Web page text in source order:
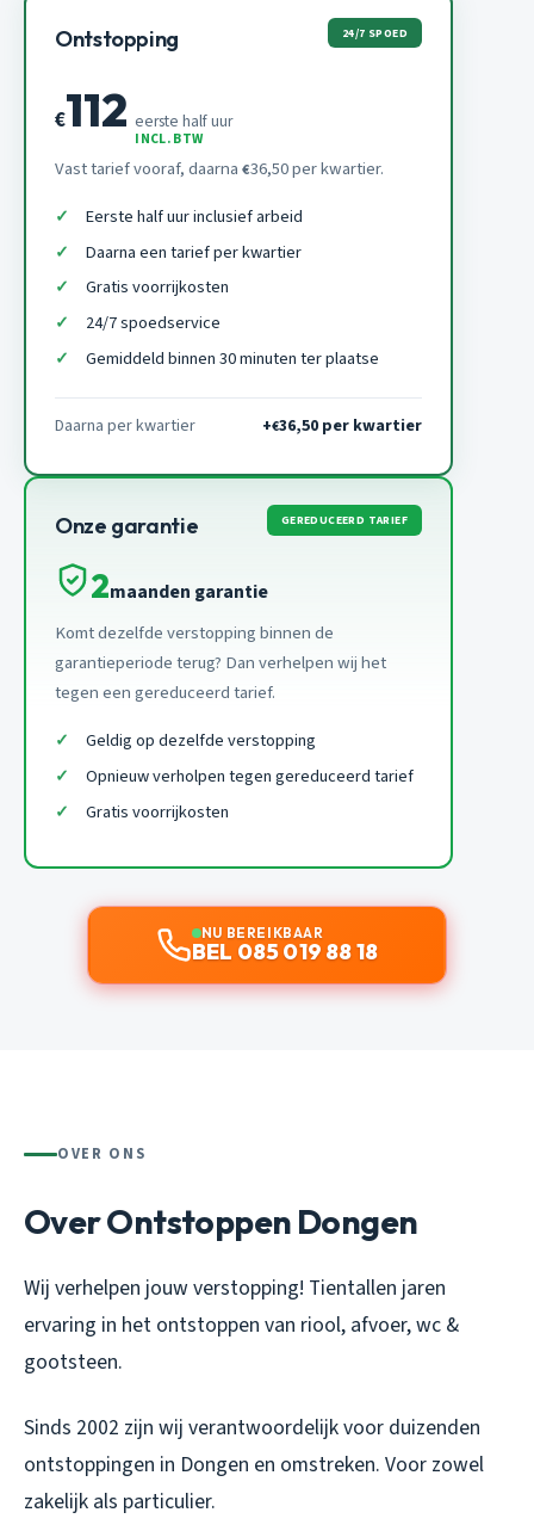
Ontstopping 24/7 SPOED
€112 eerste half uur
INCL. BTW
Vast tarief vooraf, daarna €36,50 per kwartier.
Eerste half uur inclusief arbeid
Daarna een tarief per kwartier
Gratis voorrijkosten
24/7 spoedservice
Gemiddeld binnen 30 minuten ter plaatse
Daarna per kwartier +€36,50 per kwartier
Onze garantie GEREDUCEERD TARIEF
2maanden garantie
Komt dezelfde verstopping binnen de
garantieperiode terug? Dan verhelpen wij het
tegen een gereduceerd tarief.
Geldig op dezelfde verstopping
Opnieuw verholpen tegen gereduceerd tarief
Gratis voorrijkosten
NU BEREIKBAAR
BEL 085 019 88 18
OVER ONS
Over Ontstoppen Dongen
Wij verhelpen jouw verstopping! Tientallen jaren
ervaring in het ontstoppen van riool, afvoer, wc &
gootsteen.
Sinds 2002 zijn wij verantwoordelijk voor duizenden
ontstoppingen in Dongen en omstreken. Voor zowel
zakelijk als particulier.